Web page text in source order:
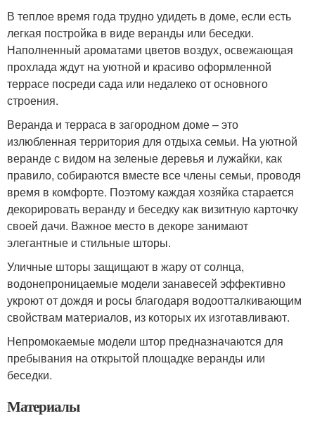
В теплое время года трудно удидеть в доме, если есть
легкая постройка в виде веранды или беседки.
Наполненный ароматами цветов воздух, освежающая
прохлада ждут на уютной и красиво оформленной
террасе посреди сада или недалеко от основного
строения.
Веранда и терраса в загородном доме – это
излюбленная территория для отдыха семьи. На уютной
веранде с видом на зеленые деревья и лужайки, как
правило, собираются вместе все члены семьи, проводя
время в комфорте. Поэтому каждая хозяйка старается
декорировать веранду и беседку как визитную карточку
своей дачи. Важное место в декоре занимают
элегантные и стильные шторы.
Уличные шторы защищают в жару от солнца,
водонепроницаемые модели занавесей эффективно
укроют от дождя и росы благодаря водоотталкивающим
свойствам материалов, из которых их изготавливают.
Непромокаемые модели штор предназначаются для
пребывания на открытой площадке веранды или
беседки.
Материалы